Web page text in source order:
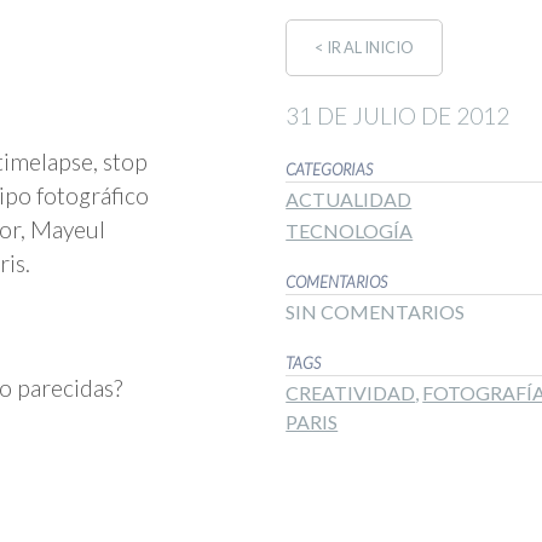
stop
fotográfico
Mayeul
parecidas?
< IR AL INICIO
31 DE JULIO DE 2012
CATEGORIAS
ACTUALIDAD
TECNOLOGÍA
COMENTARIOS
SIN COMENTARIOS
TAGS
CREATIVIDAD,
PARIS